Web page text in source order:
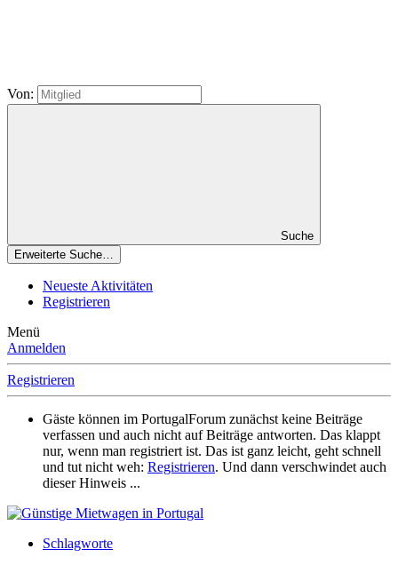
Von:
Suche
Erweiterte Suche…
Neueste Aktivitäten
Registrieren
Menü
Anmelden
Registrieren
Gäste können im PortugalForum zunächst keine Beiträge
verfassen und auch nicht auf Beiträge antworten. Das klappt
nur, wenn man registriert ist. Das ist ganz leicht, geht schnell
und tut nicht weh: Registrieren. Und dann verschwindet auch
dieser Hinweis ...
Schlagworte